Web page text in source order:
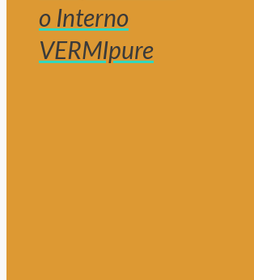
o Interno
VERMIpure